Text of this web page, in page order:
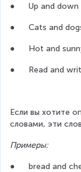
●      Up and
●      Cats and
●      Hot and
●      Read and
Если вы хотите
словами, эти
Примеры:
●      bread and